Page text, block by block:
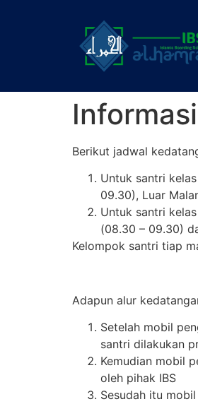
Berikut jadwal
Untuk santri
09.30), Luar
Untuk santri
(08.30 – 09.30)
Kelompok santri tiap
Adapun alur
Setelah mobil
santri dilakukan
Kemudian mobil
oleh pihak IBS
Sesudah itu